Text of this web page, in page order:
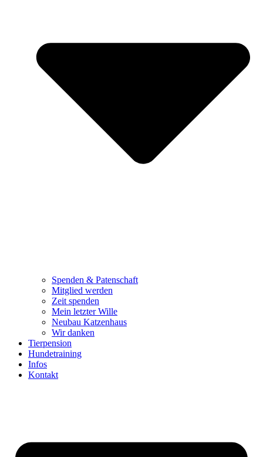
Spenden & Patenschaft
Mitglied werden
Zeit spenden
Mein letzter Wille
Neubau Katzenhaus
Wir danken
Tierpension
Hundetraining
Infos
Kontakt